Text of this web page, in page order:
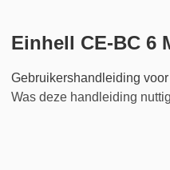
Einhell CE-BC 6
Gebruikershandleiding
Was deze handleiding